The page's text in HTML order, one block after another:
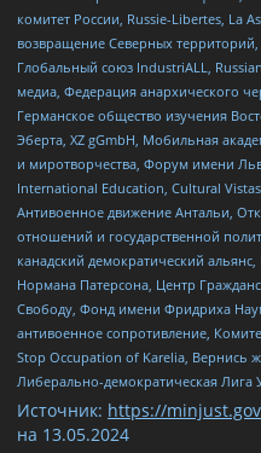
комитет России, Russie-Libertes, La
возвращение Северных
Глобальный союз IndustriALL,
медиа, Федерация анархического
Германское общество изучения
Эберта, XZ gGmbH, Мобильная
и миротворчества, Форум имени
International Education, Cultural
Антивоенное движение Антальи,
отношений и государственной
канадский демократический
Нормана Патерсона, Центр
Свободу, Фонд имени Фридриха
антивоенное сопротивление,
Stop Occupation of Karelia, Вернись
Либерально-демократическая Лига
Источник: https://
на 13.05.2024